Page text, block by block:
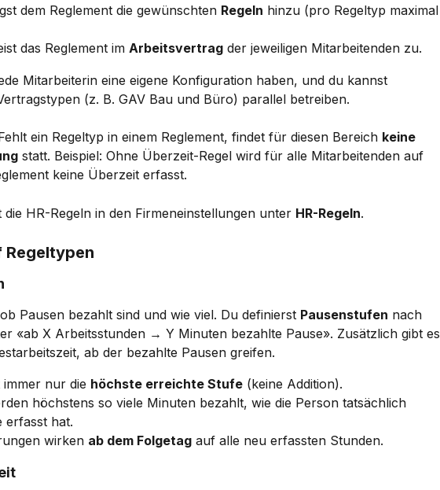
dem Reglement die gewünschten Regeln hinzu (pro Regeltyp maximal
das Reglement im Arbeitsvertrag der jeweiligen Mitarbeitenden zu.
Mitarbeiterin eine eigene Konfiguration haben, und du kannst
(z. B. GAV Bau und Büro) parallel betreiben.
ein Regeltyp in einem Reglement, findet für diesen Bereich keine
statt. Beispiel: Ohne Überzeit-Regel wird für alle Mitarbeitenden auf
keine Überzeit erfasst.
die HR-Regeln in den Firmeneinstellungen unter HR-Regeln.
Regeltypen
Pausen bezahlt sind und wie viel. Du definierst Pausenstufen nach
«ab X Arbeitsstunden → Y Minuten bezahlte Pause». Zusätzlich gibt es
ab der bezahlte Pausen greifen.
immer nur die höchste erreichte Stufe (keine Addition).
höchstens so viele Minuten bezahlt, wie die Person tatsächlich
erfasst hat.
wirken ab dem Folgetag auf alle neu erfassten Stunden.